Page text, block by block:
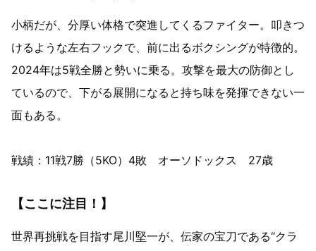
小柄だが、分厚い体格で突進してくるファイター。叩きつ
けるような左右フックで、前に出るボクシングが特徴的。
2024年は5戦全勝と勢いに乗る。攻撃を最大の防御とし
ているので、下がる展開になると持ち味を発揮できない一
面もある。
戦績：11戦7勝（5KO）4敗 オーソドックス 27歳
【ここに注目！】
世界再挑戦を目指す尾川堅一が、伝家の宝刀である“クラ